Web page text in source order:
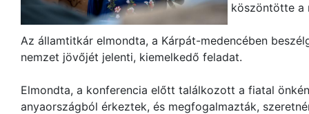
köszöntötte
Az államtitkár elmondta, a Kárpát-medencében
nemzet jövőjét jelenti, kiemelkedő feladat.
Elmondta, a konferencia előtt találkozott a fiatal
anyaországból érkeztek, és megfogalmazták,